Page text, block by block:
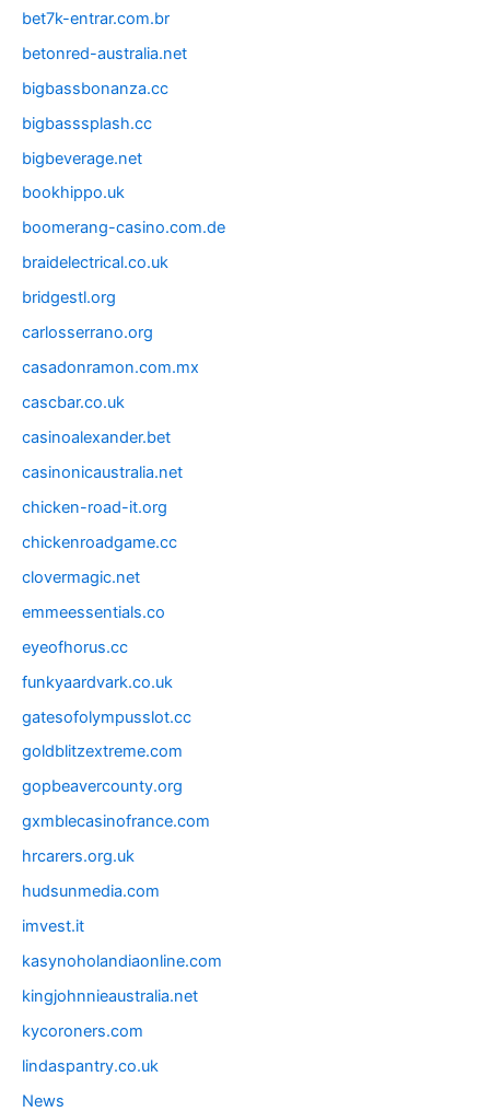
bet7k-entrar.com.br
betonred-australia.net
bigbassbonanza.cc
bigbasssplash.cc
bigbeverage.net
bookhippo.uk
boomerang-casino.com.de
braidelectrical.co.uk
bridgestl.org
carlosserrano.org
casadonramon.com.mx
cascbar.co.uk
casinoalexander.bet
casinonicaustralia.net
chicken-road-it.org
chickenroadgame.cc
clovermagic.net
emmeessentials.co
eyeofhorus.cc
funkyaardvark.co.uk
gatesofolympusslot.cc
goldblitzextreme.com
gopbeavercounty.org
gxmblecasinofrance.com
hrcarers.org.uk
hudsunmedia.com
imvest.it
kasynoholandiaonline.com
kingjohnnieaustralia.net
kycoroners.com
lindaspantry.co.uk
News